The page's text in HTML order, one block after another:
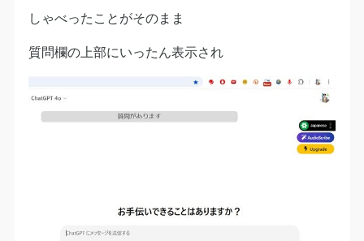
しゃべったことがそのまま
質問欄の上部にいったん表示され